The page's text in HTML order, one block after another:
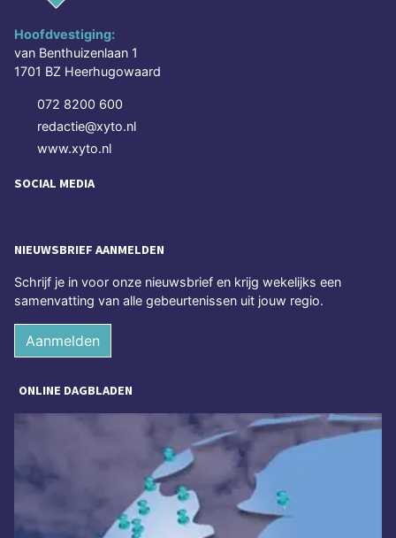
Hoofdvestiging:
van Benthuizenlaan 1
1701 BZ Heerhugowaard
072 8200 600
redactie@xyto.nl
www.xyto.nl
SOCIAL MEDIA
NIEUWSBRIEF AANMELDEN
Schrijf je in voor onze nieuwsbrief en krijg wekelijks een
samenvatting van alle gebeurtenissen uit jouw regio.
Aanmelden
ONLINE DAGBLADEN